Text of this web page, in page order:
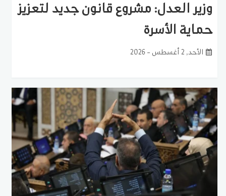
وزير العدل: مشروع قانون جديد لتعزيز
حماية الأسرة
الأحد, 2 أغسطس - 2026